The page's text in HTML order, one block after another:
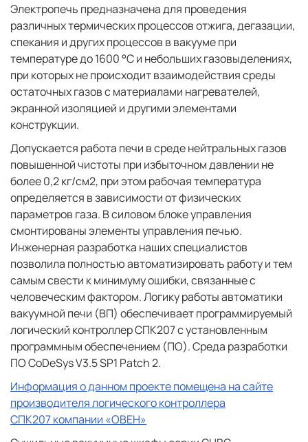
Электропечь предназначена для проведения
различных термических процессов отжига, дегазации,
спекания и других процессов в вакууме при
температуре до 1600 °C и небольших газовыделениях,
при которых не происходит взаимодействия среды
остаточных газов с материалами нагревателей,
экранной изоляцией и другими элементами
конструкции.
Допускается работа печи в среде нейтральных газов
повышенной чистоты при избыточном давлении не
более 0,2 кг/см2, при этом рабочая температура
определяется в зависимости от физических
параметров газа. В силовом блоке управления
смонтированы элементы управления печью.
Инженерная разработка наших специалистов
позволила полностью автоматизировать работу и тем
самым свести к минимуму ошибки, связанные с
человеческим фактором. Логику работы автоматики
вакуумной печи (ВП) обеспечивает программируемый
логический контроллер СПК207 с установленным
программным обеспечением (ПО). Среда разработки
ПО CoDeSys V3.5 SP1 Patch 2.
Информация о данном проекте помещена на сайте
производителя логического контроллера
СПК207 компании «ОВЕН»